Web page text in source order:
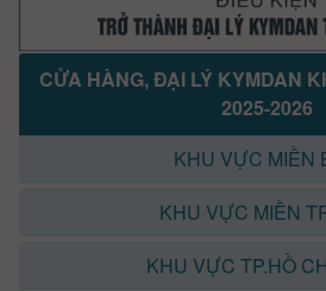
CỬA HÀNG, ĐẠI LÝ KYMDAN
2025-2026
KHU VỰC MIỀN
KHU VỰC MIỀN
KHU VỰC TP.HỒ